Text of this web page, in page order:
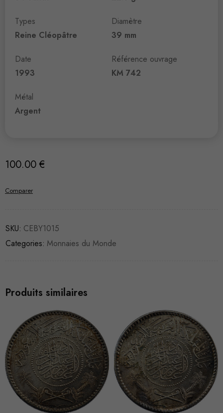
Types
Reine Cléopâtre
Date
1993
Métal
Argent
Diamètre
39 mm
Référence ouvrage
KM 742
100.00 €
Comparer
SKU: CEBY1015
Categories: Monnaies du Monde
Produits similaires